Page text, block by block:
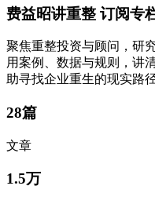
费益昭讲重整 订阅专
聚焦重整投资与顾问，研
用案例、数据与规则，讲
助寻找企业重生的现实路径
28篇
文章
1.5万